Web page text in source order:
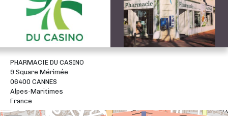
PHARMACIE DU CASINO
9 Square Mérimée
06400 CANNES
Alpes-Maritimes
France